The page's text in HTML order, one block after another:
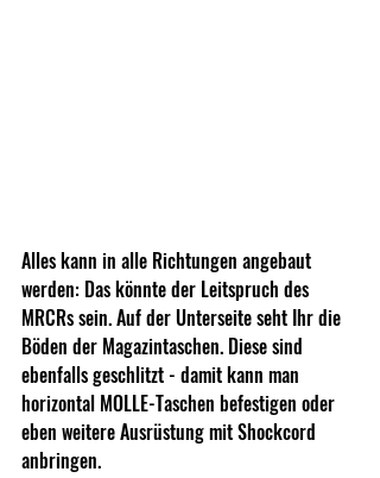
Alles kann in alle Richtungen angebaut
werden: Das könnte der Leitspruch des
MRCRs sein. Auf der Unterseite seht Ihr die
Böden der Magazintaschen. Diese sind
ebenfalls geschlitzt - damit kann man
horizontal MOLLE-Taschen befestigen oder
eben weitere Ausrüstung mit Shockcord
anbringen.